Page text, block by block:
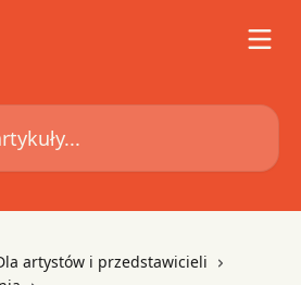
artystów i przedstawicieli